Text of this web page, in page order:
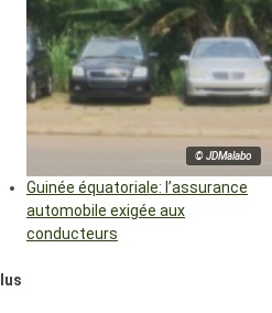
© JDMalabo
Guinée équatoriale: l’assurance
automobile exigée aux
conducteurs